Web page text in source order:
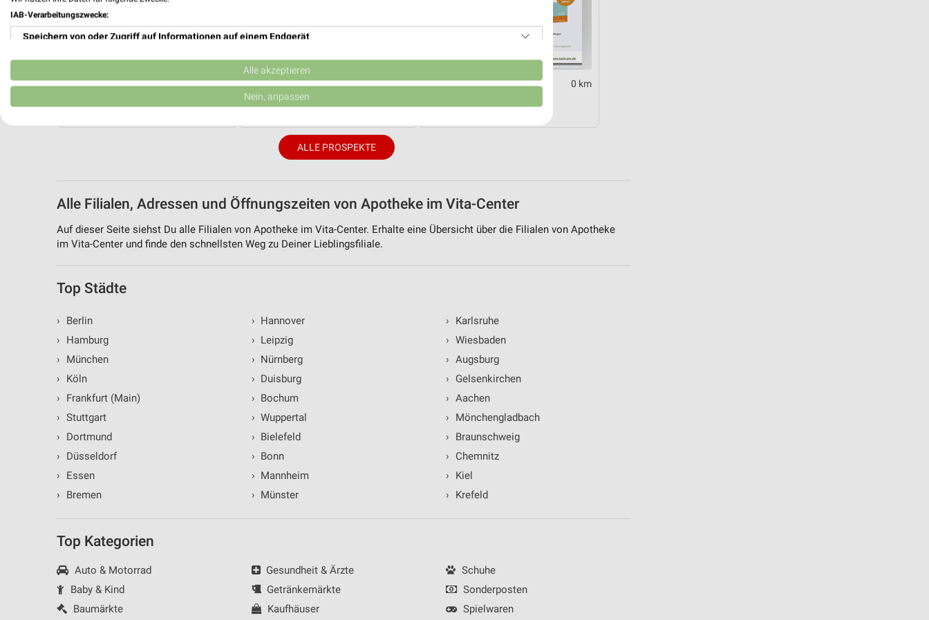
0 km 0 km
Frühjahr / Sommer 2026
0 km
ALLE PROSPEKTE
Alle Filialen, Adressen und Öffnungszeiten von Apotheke im Vita-Center
Auf dieser Seite siehst Du alle Filialen von Apotheke im Vita-Center. Erhalte eine Übersicht über die Filialen von Apotheke
im Vita-Center und finde den schnellsten Weg zu Deiner Lieblingsfiliale.
Top Städte
›
Berlin
›
Hamburg
›
München
›
Köln
›
Frankfurt (Main)
› Stuttgart
›
Dortmund
›
Düsseldorf
›
Essen
›
Bremen
› Hannover
› Leipzig
› Nürnberg
› Duisburg
› Bochum
› Wuppertal
› Bielefeld
› Bonn
› Mannheim
› Münster
›
Karlsruhe
› Wiesbaden
› Augsburg
›
Gelsenkirchen
› Aachen
›
Mönchengladbach
›
Braunschweig
›
Chemnitz
›
Kiel
›
Krefeld
Top Kategorien
Auto & Motorrad
Baby & Kind
Baumärkte
Gesundheit & Ärzte
Getränkemärkte
Kaufhäuser
Schuhe
Sonderposten
Spielwaren
IAB-Verarbeitungszwecke:
Speichern von oder Zugriff auf Informationen auf einem Endgerät
Verwendung reduzierter Daten zur Auswahl von Werbeanzeigen
Erstellung von Profilen für personalisierte Werbung
Messung der Werbeleistung
Messung der Performance von Inhalten
IAB-Besonderheiten:
Verwendung genauer Standortdaten
Geräte anhand von aktiv angeforderten Informationen identifizieren
Performance
Alle akzeptieren
Nein, anpassen